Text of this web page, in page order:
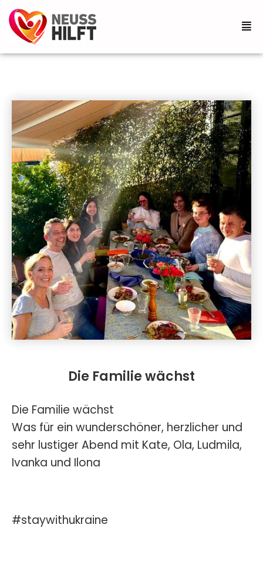
Die Familie wächst
Die Familie wächst
Was für ein wunderschöner, herzlicher und
sehr lustiger Abend mit Kate, Ola, Ludmila,
Ivanka und Ilona
#staywithukraine